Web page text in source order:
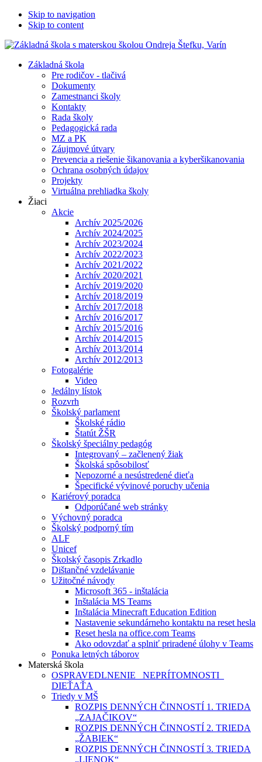
Skip to navigation
Skip to content
Základná škola
Pre rodičov - tlačivá
Dokumenty
Zamestnanci školy
Kontakty
Rada školy
Pedagogická rada
MZ a PK
Záujmové útvary
Prevencia a riešenie šikanovania a kyberšikanovania
Ochrana osobných údajov
Projekty
Virtuálna prehliadka školy
Žiaci
Akcie
Archív 2025/2026
Archív 2024/2025
Archív 2023/2024
Archív 2022/2023
Archív 2021/2022
Archív 2020/2021
Archív 2019/2020
Archív 2018/2019
Archív 2017/2018
Archív 2016/2017
Archív 2015/2016
Archív 2014/2015
Archív 2013/2014
Archív 2012/2013
Fotogalérie
Video
Jedálny lístok
Rozvrh
Školský parlament
Školské rádio
Štatút ŽŠR
Školský špeciálny pedagóg
Integrovaný – začlenený žiak
Školská spôsobilosť
Nepozorné a nesústredené dieťa
Špecifické vývinové poruchy učenia
Kariérový poradca
Odporúčané web stránky
Výchovný poradca
Školský podporný tím
ALF
Unicef
Školský časopis Zrkadlo
Dištančné vzdelávanie
Užitočné návody
Microsoft 365 - inštalácia
Inštalácia MS Teams
Inštalácia Minecraft Education Edition
Nastavenie sekundárneho kontaktu na reset hesla
Reset hesla na office.com Teams
Ako odovzdať a splniť priradené úlohy v Teams
Ponuka letných táborov
Materská škola
OSPRAVEDLNENIE NEPRÍTOMNOSTI
DIEŤAŤA
Triedy v MŠ
ROZPIS DENNÝCH ČINNOSTÍ 1. TRIEDA
„ZAJAČIKOV“
ROZPIS DENNÝCH ČINNOSTÍ 2. TRIEDA
„ŽABIEK“
ROZPIS DENNÝCH ČINNOSTÍ 3. TRIEDA
„LIENOK“